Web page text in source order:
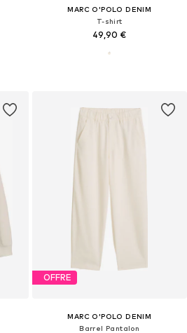
MARC O'POLO DENIM
T-shirt
49,90 €
OFFRE
MARC O'POLO DENIM
Barrel Pantalon